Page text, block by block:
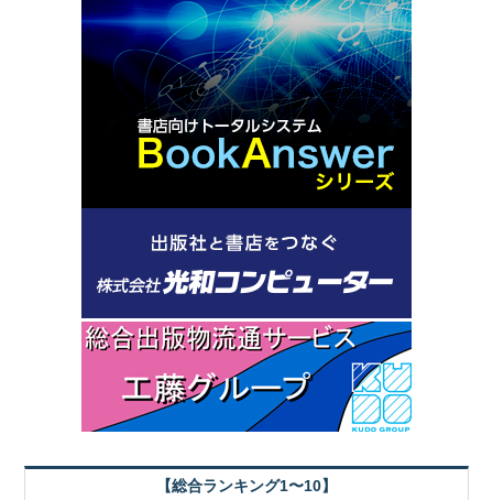
【総合ランキング1〜10】